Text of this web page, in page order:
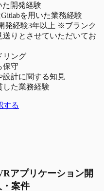
た開発経験
を用いた業務経験
発経験3年以上 ※ブランク
送りとさせていただいてお
リング
保守
設計に関する知見
した業務経験
する
アプリケーション開
案件